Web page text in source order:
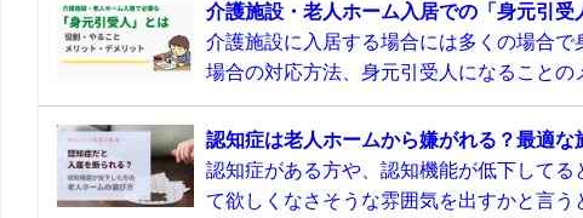
介護施設・老人ホーム入居での「身元引受
介護施設に入居する場合には多くの場合
場合の対応方法、身元引受人になることの
認知症は老人ホームから嫌がれる？最適な
認知症がある方や、認知機能が低下して
て欲しくなさそうな雰囲気を出すかと言う